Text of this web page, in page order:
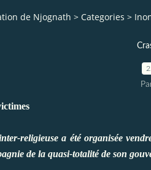
de Njognath > Categories >
religieuse a été organisée
de la quasi-totalité de son